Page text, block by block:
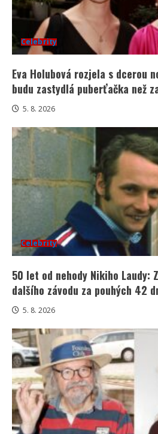
Celebrity
Eva Holubová rozjela s dcerou
budu zastydlá puberťačka než
5. 8. 2026
Celebrity
50 let od nehody Nikiho Laudy:
dalšího závodu za pouhých 42
5. 8. 2026